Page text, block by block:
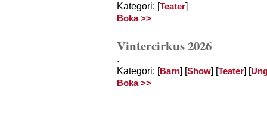
Kategori: [Teater]
Boka >>
Vintercirkus 2026
.
Kategori: [Barn] [Show] [Teater] [
Boka >>